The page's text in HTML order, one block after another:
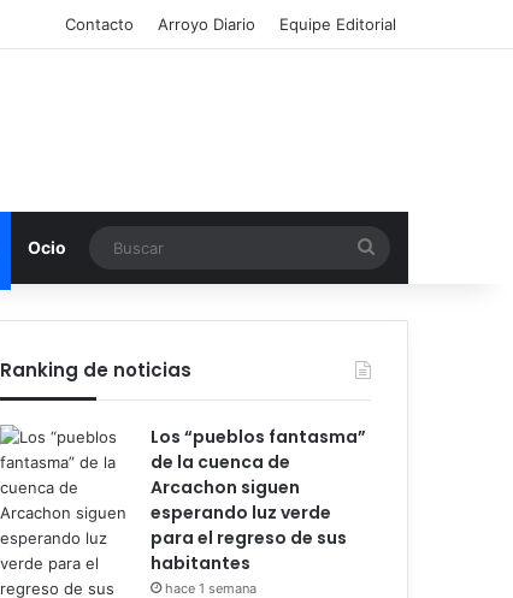
Contacto Arroyo Diario Equipe Editorial
Ocio
Ranking de noticias
Los “pueblos fantasma”
de la cuenca de
Arcachon siguen
esperando luz verde
para el regreso de sus
habitantes
hace 1 semana